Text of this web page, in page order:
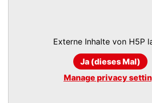
Externe Inhalte von H5P
Ja (dieses Mal)
Manage privacy